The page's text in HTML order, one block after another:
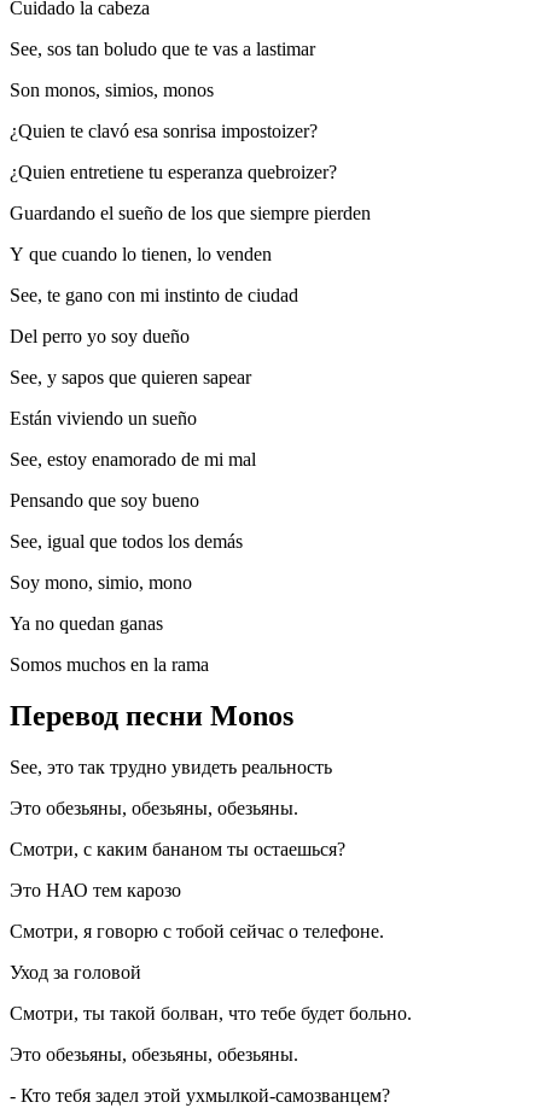
Cuidado la cabeza
See, sos tan boludo que te vas a lastimar
Son monos, simios, monos
¿Quien te clavó esa sonrisa impostoizer?
¿Quien entretiene tu esperanza quebroizer?
Guardando el sueño de los que siempre pierden
Y que cuando lo tienen, lo venden
See, te gano con mi instinto de ciudad
Del perro yo soy dueño
See, y sapos que quieren sapear
Están viviendo un sueño
See, estoy enamorado de mi mal
Pensando que soy bueno
See, igual que todos los demás
Soy mono, simio, mono
Ya no quedan ganas
Somos muchos en la rama
Перевод песни Monos
See, это так трудно увидеть реальность
Это обезьяны, обезьяны, обезьяны.
Смотри, с каким бананом ты остаешься?
Это НАО тем карозо
Смотри, я говорю с тобой сейчас о телефоне.
Уход за головой
Смотри, ты такой болван, что тебе будет больно.
Это обезьяны, обезьяны, обезьяны.
- Кто тебя задел этой ухмылкой-самозванцем?